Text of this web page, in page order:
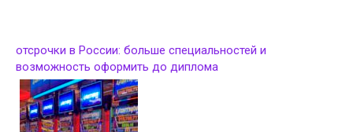
отсрочки в России: больше специальностей и
возможность оформить до диплома